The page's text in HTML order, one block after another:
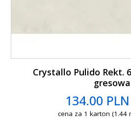
Crystallo Pulido Rekt.
gresowa
134.00
cena za 1 karton (1.44